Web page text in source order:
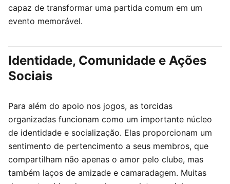
capaz de transformar uma partida comum em um
evento memorável.
Identidade, Comunidade e Ações
Sociais
Para além do apoio nos jogos, as torcidas
organizadas funcionam como um importante núcleo
de identidade e socialização. Elas proporcionam um
sentimento de pertencimento a seus membros, que
compartilham não apenas o amor pelo clube, mas
também laços de amizade e camaradagem. Muitas